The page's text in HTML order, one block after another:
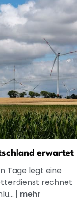
erwartet
Tage legt eine
rechnet
| mehr